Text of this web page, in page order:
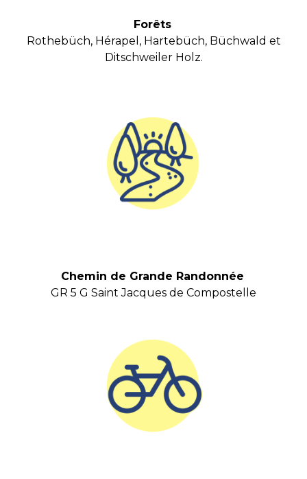
Forêts
Rothebüch, Hérapel, Hartebüch, Büchwald et
Ditschweiler Holz.
Chemin de Grande Randonnée
GR 5 G Saint Jacques de Compostelle